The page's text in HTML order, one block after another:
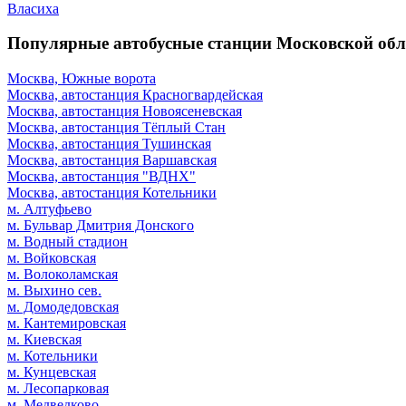
Власиха
Популярные автобусные станции Московской
Москва, Южные ворота
Москва, автостанция Красногвардейская
Москва, автостанция Новоясеневская
Москва, автостанция Тёплый Стан
Москва, автостанция Тушинская
Москва, автостанция Варшавская
Москва, автостанция "ВДНХ"
Москва, автостанция Котельники
м. Алтуфьево
м. Бульвар Дмитрия Донского
м. Водный стадион
м. Войковская
м. Волоколамская
м. Выхино сев.
м. Домодедовская
м. Кантемировская
м. Киевская
м. Котельники
м. Кунцевская
м. Лесопарковая